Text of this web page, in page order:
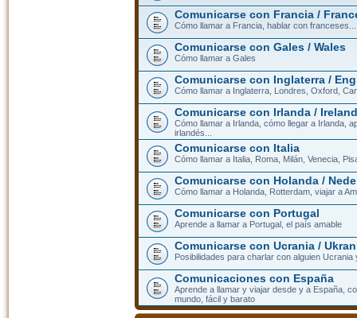
Comunicarse con Francia /
Cómo llamar a Francia, hablar con franceses...
Comunicarse con Gales / Wales
Cómo llamar a Gales
Comunicarse con Inglaterra /
Cómo llamar a Inglaterra, Londres, Oxford,
Comunicarse con Irlanda / Ireland
Cómo llamar a Irlanda, cómo llegar a Irlanda,
irlandés...
Comunicarse con Italia
Cómo llamar a Italia, Roma, Milán, Venecia,
Comunicarse con Holanda /
Cómo llamar a Holanda, Rotterdam, viajar a
Comunicarse con Portugal
Aprende a llamar a Portugal, el país amable
Comunicarse con Ucrania /
Posibilidades para charlar con alguien Ucrania
Comunicaciones con España
Aprende a llamar y viajar desde y a España,
mundo, fácil y barato